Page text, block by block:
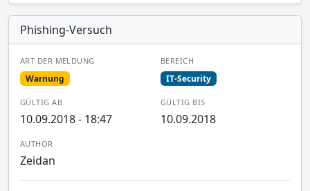
Phishing-Versuch
ART DER MELDUNG
Warnung
BEREICH
IT-Security
GÜLTIG AB
10.09.2018 - 18:47
GÜLTIG BIS
10.09.2018
AUTHOR
Zeidan